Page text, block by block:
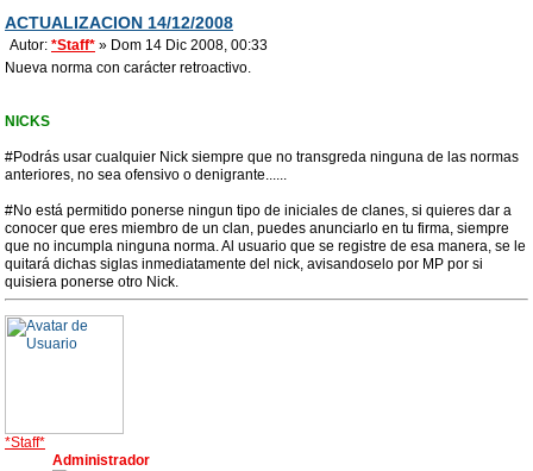
ACTUALIZACION 14/12/2008
Autor: *Staff* » Dom 14 Dic 2008, 00:33
Nueva norma con carácter retroactivo.
NICKS
#Podrás usar cualquier Nick siempre que no transgreda ninguna de las normas
anteriores, no sea ofensivo o denigrante......
#No está permitido ponerse ningun tipo de iniciales de clanes, si quieres dar a
conocer que eres miembro de un clan, puedes anunciarlo en tu firma, siempre
que no incumpla ninguna norma. Al usuario que se registre de esa manera, se le
quitará dichas siglas inmediatamente del nick, avisandoselo por MP por si
quisiera ponerse otro Nick.
*Staff*
Administrador